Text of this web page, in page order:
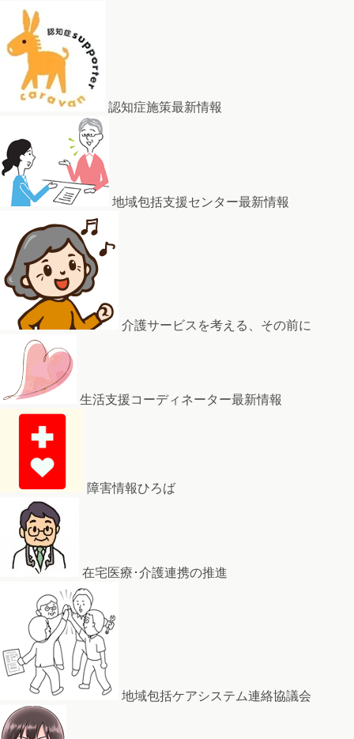
認知症施策最新情報
地域包括支援センター最新情報
介護サービスを考える、その前に
生活支援コーディネーター最新情報
障害情報ひろば
在宅医療･介護連携の推進
地域包括ケアシステム連絡協議会